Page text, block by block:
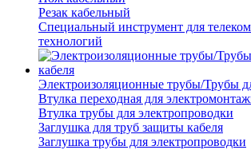
Резак кабельный
Специальный инструмент для
технологий
Электроизоляционные трубы/Трубы
Втулка переходная для
Втулка трубы для электропроводки
Заглушка для труб защиты кабеля
Заглушка трубы для электропроводки